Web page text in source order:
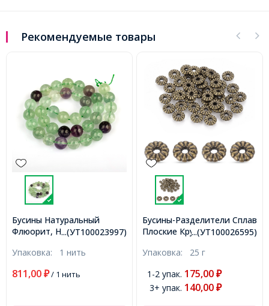
Рекомендуемые товары
...(УТ100023997)
Бусины Натуральный
Флюорит, На нитях,
Размер: 10мм, Отверстие
нить, (УТ100023997)
Упаковка: 1 нить
811,00 ₽/ 1 нить
...(УТ100026595)
Бусины-Разделители Сплав
Плоские Круглые,
Отверстие 2мм, около
Упаковка: 25 г
1-2 упак. 175,00 ₽
3+ упак. 140,00 ₽